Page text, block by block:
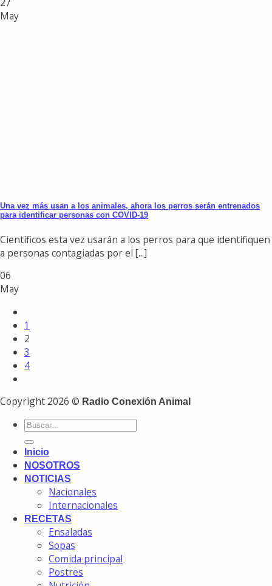
May
Una vez más usan a los animales, ahora los perros serán entrenados
para identificar personas con COVID-19
Científicos esta vez usarán a los perros para que identifiquen
a personas contagiadas por el [...]
06
May
1
2
3
4
Copyright 2026 © Radio Conexión Animal
Inicio
NOSOTROS
NOTICIAS
Nacionales
Internacionales
RECETAS
Ensaladas
Sopas
Comida principal
Postres